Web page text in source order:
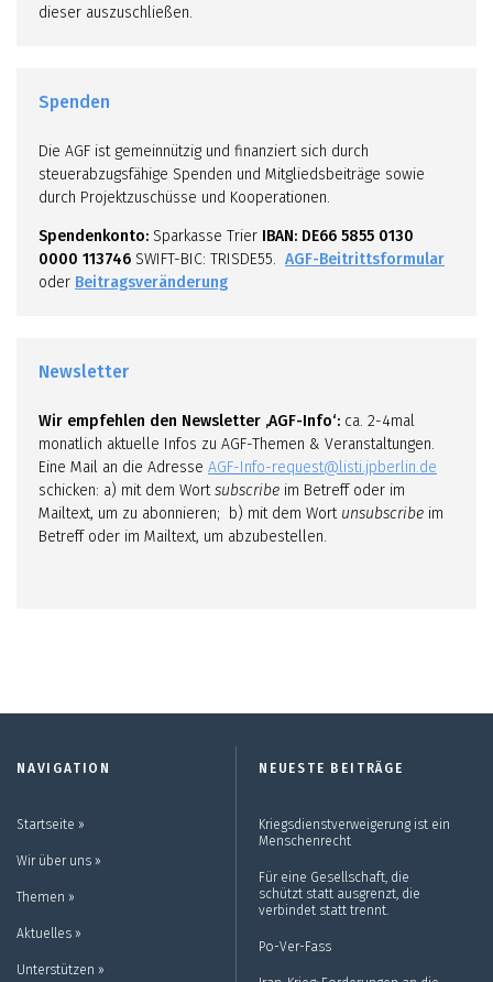
dieser auszuschließen.
Spenden
Die AGF ist gemeinnützig und finanziert sich durch
steuerabzugsfähige Spenden und Mitgliedsbeiträge sowie
durch Projektzuschüsse und Kooperationen.
Spendenkonto: Sparkasse Trier IBAN: DE66 5855 0130
0000 113746 SWIFT-BIC: TRISDE55. AGF-Beitrittsformular
oder Beitragsveränderung
Newsletter
Wir empfehlen den Newsletter ‚AGF-Info‘: ca. 2-4mal
monatlich aktuelle Infos zu AGF-Themen & Veranstaltungen.
Eine Mail an die Adresse AGF-Info-request@listi.jpberlin.de
schicken: a) mit dem Wortsubscribe im Betreff oder im
Mailtext, um zu abonnieren; b) mit dem Wort unsubscribe im
Betreff oder im Mailtext, um abzubestellen.
NAVIGATION
Startseite ››
Wir über uns ››
Themen ››
Aktuelles ››
Unterstützen ››
NEUESTE BEITRÄGE
Kriegsdienstverweigerung ist ein
Menschenrecht
Für eine Gesellschaft, die
schützt statt ausgrenzt, die
verbindet statt trennt.
Po-Ver-Fass